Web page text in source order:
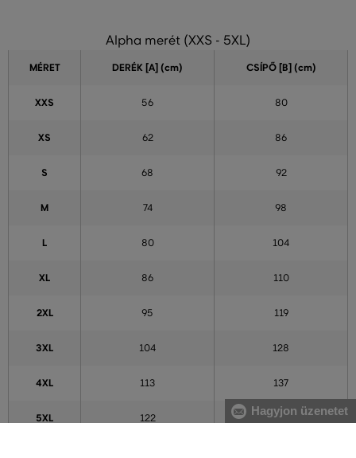
Alpha merét (XXS - 5XL)
MÉRET DERÉK [A] (cm) CSÍPŐ [B] (cm)
XXS 56 80
XS 62 86
S 68 92
M 74 98
L 80 104
XL 86 110
2XL 95 119
3XL 104 128
4XL 113 137
5XL 122 146
Hagyjon üzenetet